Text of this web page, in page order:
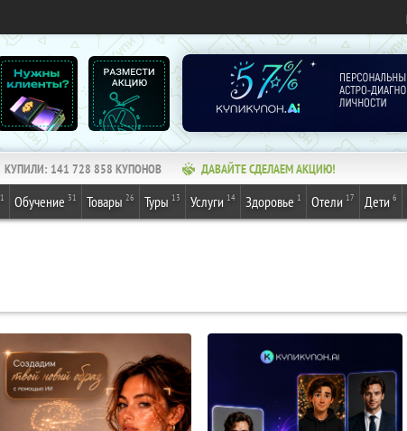
КУПИЛИ: 141 728 862 КУПОНОВ ДАВАЙТЕ СДЕЛАЕМ АКЦИЮ!
1 Обучение 31 Товары 26 Туры 13 Услуги 14 Здоровье 1 Отели 17 Дети 6